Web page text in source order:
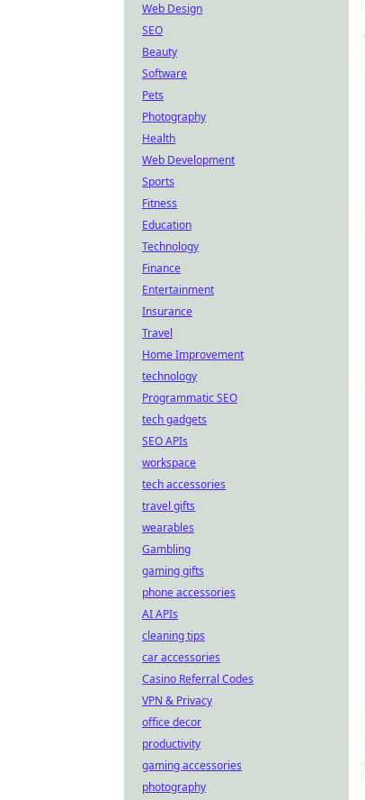
Web Design
SEO
Beauty
Software
Pets
Photography
Health
Web Development
Sports
Fitness
Education
Technology
Finance
Entertainment
Insurance
Travel
Home Improvement
technology
Programmatic SEO
tech gadgets
SEO APIs
workspace
tech accessories
travel gifts
wearables
Gambling
gaming gifts
phone accessories
AI APIs
cleaning tips
car accessories
Casino Referral Codes
VPN & Privacy
office decor
productivity
gaming accessories
photography